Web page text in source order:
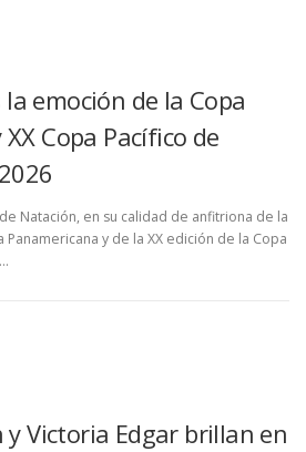
emoción de la Copa
Copa Pacífico de
Natación, en su calidad de anfitriona de la
Panamericana y de la XX edición de la Copa
y Victoria Edgar brillan en